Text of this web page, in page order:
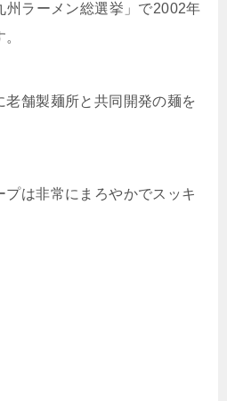
州ラーメン総選挙」で2002年
舗製麺所と共同開発の麺を
は非常にまろやかでスッキ